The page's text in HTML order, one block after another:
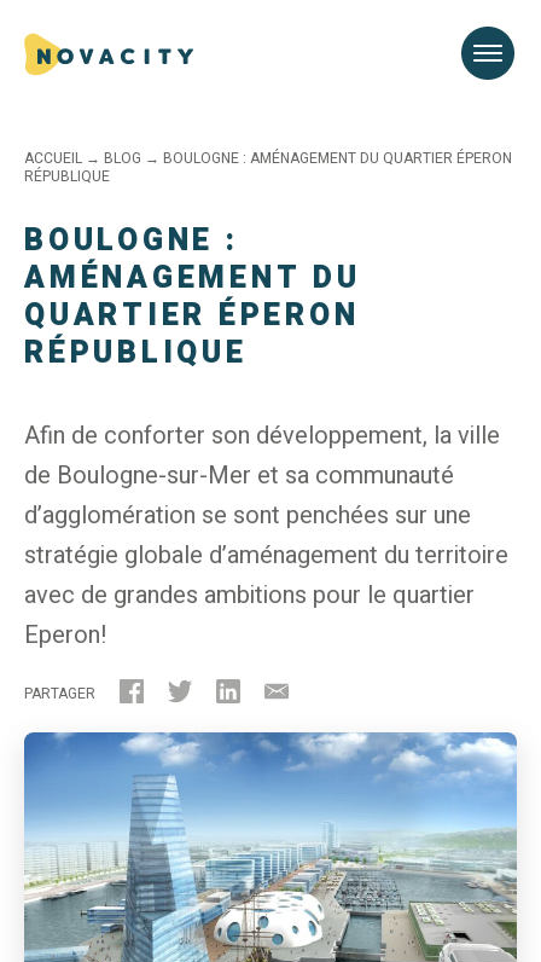
ACCUEIL → BLOG → BOULOGNE : AMÉNAGEMENT DU QUARTIER ÉPERON
RÉPUBLIQUE
BOULOGNE :
AMÉNAGEMENT DU
QUARTIER ÉPERON
RÉPUBLIQUE
Afin de conforter son développement, la ville
de Boulogne-sur-Mer et sa communauté
d’agglomération se sont penchées sur une
stratégie globale d’aménagement du territoire
avec de grandes ambitions pour le quartier
Eperon!
PARTAGER